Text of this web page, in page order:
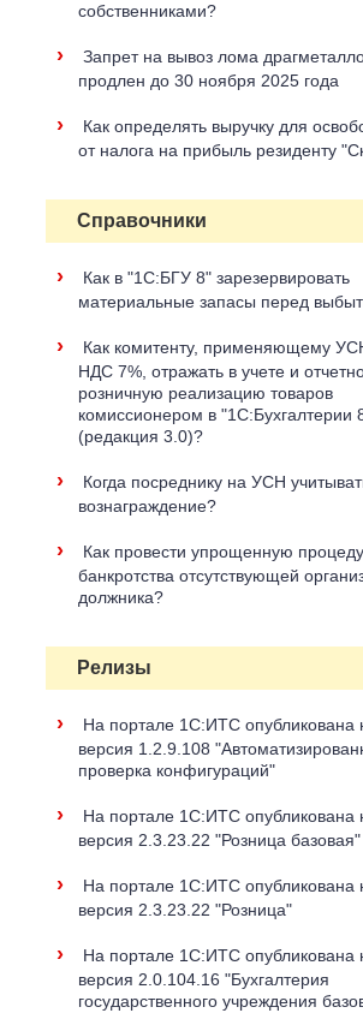
собственниками?
›
Запрет на вывоз лома
продлен до 30 ноября 2025 года
›
Как определять выручку для
от налога на прибыль резиденту
Справочники
›
Как в "1С:БГУ 8" зарезервировать
материальные запасы перед
›
Как комитенту, применяющему
НДС 7%, отражать в учете и
розничную реализацию товаров
комиссионером в "1С:Бухгалтерии
(редакция 3.0)?
›
Когда посреднику на УСН
вознаграждение?
›
Как провести упрощенную
банкротства отсутствующей
должника?
Релизы
›
На портале 1С:ИТС опубликована
версия 1.2.9.108
проверка конфигураций"
›
На портале 1С:ИТС опубликована
версия 2.3.23.22 "Розница базовая"
›
На портале 1С:ИТС опубликована
версия 2.3.23.22 "Розница"
›
На портале 1С:ИТС опубликована
версия 2.0.104.16 "Бухгалтерия
государственного учреждения